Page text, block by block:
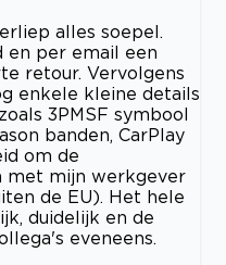
alles soepel.
en per email een
retour. Vervolgens
enkele kleine details
3PMSF symbool
banden, CarPlay
om de
met mijn werkgever
de EU). Het hele
duidelijk en de
eveneens.